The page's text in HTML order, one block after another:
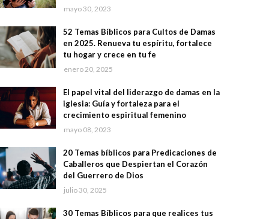
mayo 30, 2023
52 Temas Bíblicos para Cultos de Damas
en 2025. Renueva tu espíritu, fortalece
tu hogar y crece en tu fe
enero 20, 2025
El papel vital del liderazgo de damas en la
iglesia: Guía y fortaleza para el
crecimiento espiritual femenino
mayo 08, 2023
20 Temas bíblicos para Predicaciones de
Caballeros que Despiertan el Corazón
del Guerrero de Dios
julio 30, 2025
30 Temas Bíblicos para que realices tus